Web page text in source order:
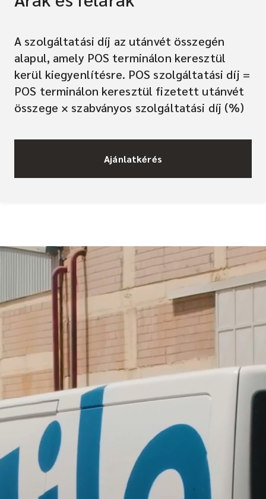
A szolgáltatási díj az utánvét összegén
alapul, amely POS terminálon keresztül
kerül kiegyenlítésre. POS szolgáltatási díj =
POS terminálon keresztül fizetett utánvét
összege × szabványos szolgáltatási díj (%)
Ajánlatkérés